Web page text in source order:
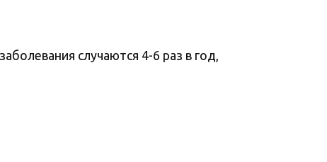
случаются 4-6 раз в год,